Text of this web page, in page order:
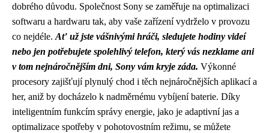
dobrého důvodu. Společnost Sony se zaměřuje na optimalizaci
softwaru a hardwaru tak, aby vaše zařízení vydrželo v provozu
co nejdéle. Ať už jste vášnivými hráči, sledujete hodiny videí
nebo jen potřebujete spolehlivý telefon, který vás nezklame ani
v tom nejnáročnějším dni, Sony vám kryje záda. Výkonné
procesory zajišťují plynulý chod i těch nejnáročnějších aplikací a
her, aniž by docházelo k nadměrnému vybíjení baterie. Díky
inteligentním funkcím správy energie, jako je adaptivní jas a
optimalizace spotřeby v pohotovostním režimu, se můžete